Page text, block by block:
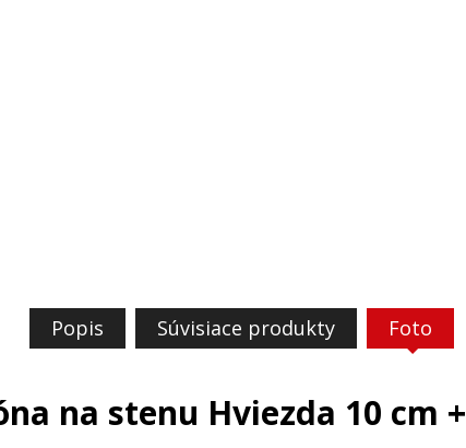
Popis Súvisiace produkty Foto
na stenu Hviezda 10 cm